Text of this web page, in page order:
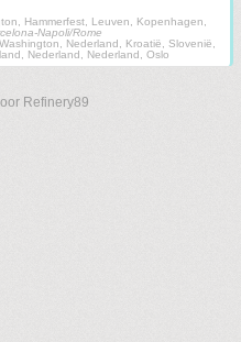
Hammerfest, Leuven, Kopenhagen,
Napoli/Rome
Nederland, Kroatië, Slovenië,
Nederland, Nederland, Oslo
Refinery89